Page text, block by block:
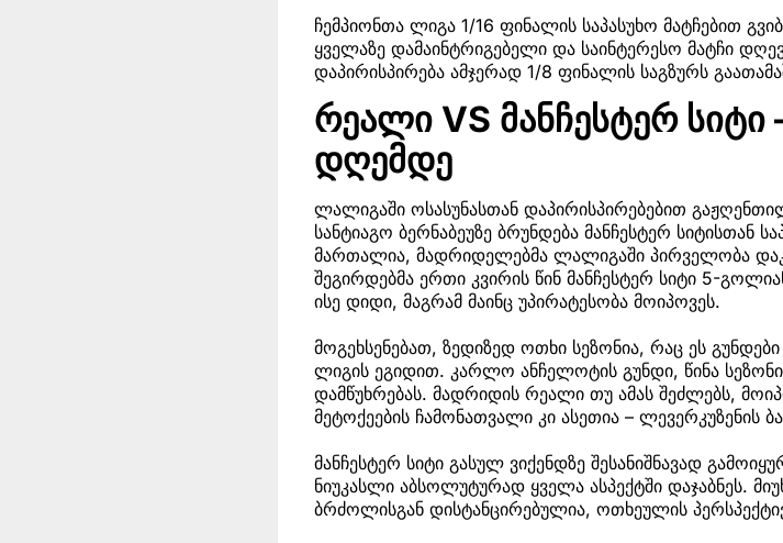
ჩემპიონთა ლიგა 1/16 ფინალის საპასუხო მატჩებით
ყველაზე დამაინტრიგებელი და საინტერესო მატჩი
დაპირისპირება ამჯერად 1/8 ფინალის საგზურს
რეალი VS მანჩესტერ
დღემდე
ლალიგაში ოსასუნასთან დაპირისპირებებით
სანტიაგო ბერნაბეუზე ბრუნდება მანჩესტერ სიტისთან
მართალია, მადრიდელებმა ლალიგაში პირველობა
შეგირდებმა ერთი კვირის წინ მანჩესტერ სიტი 5-
ისე დიდი, მაგრამ მაინც უპირატესობა მოიპოვეს.
მოგეხსენებათ, ზედიზედ ოთხი სეზონია, რაც ეს
ლიგის ეგიდით. კარლო ანჩელოტის გუნდი, წინა
დამწუხრებას. მადრიდის რეალი თუ ამას შეძლებს,
მეტოქეების ჩამონათვალი კი ასეთია – ლევერკუზენის
მანჩესტერ სიტი გასულ ვიქენდზე შესანიშნავად
ნიუკასლი აბსოლუტურად ყველა ასპექტში დაჯაბნეს.
ბრძოლისგან დისტანცირებულია, ოთხეულის